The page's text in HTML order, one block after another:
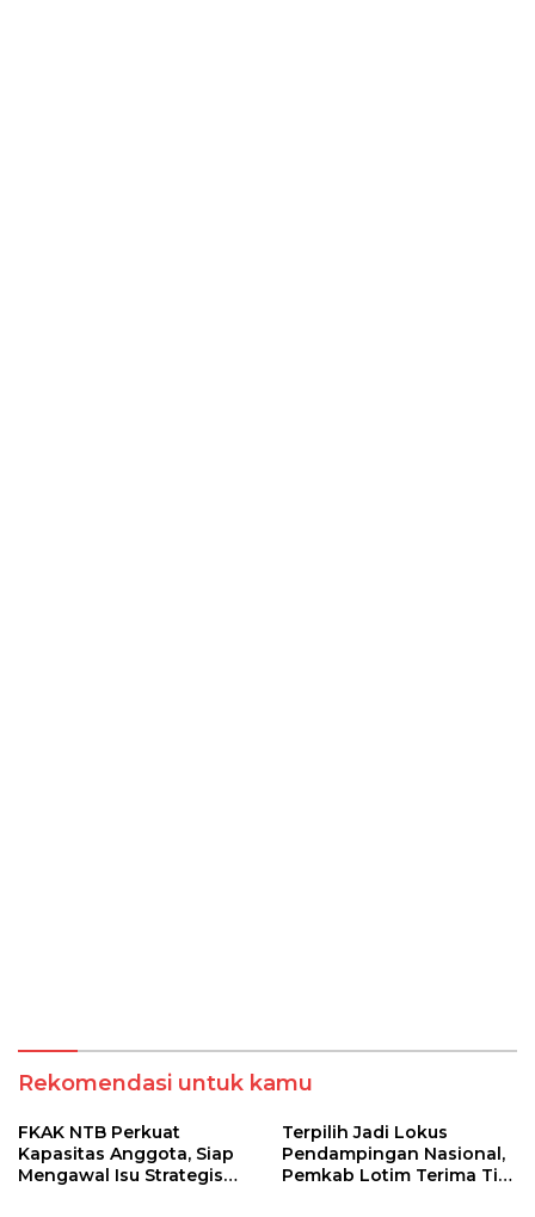
Rekomendasi untuk kamu
FKAK NTB Perkuat
Kapasitas Anggota, Siap
Mengawal Isu Strategis
Terpilih Jadi Lokus
Pendampingan Nasional,
Pemkab Lotim Terima Tim